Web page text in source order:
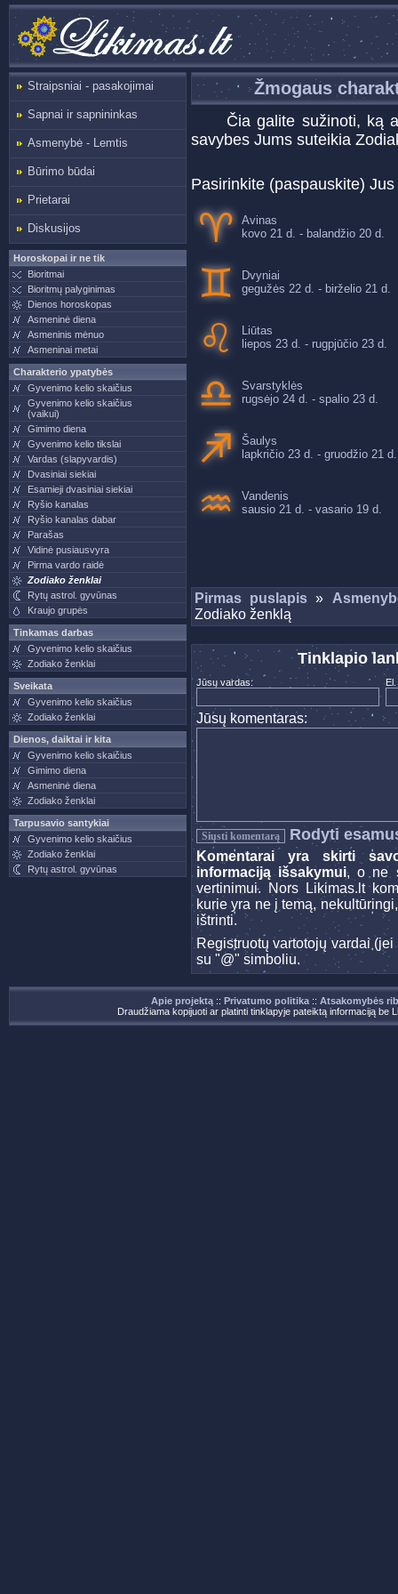
Straipsniai - pasakojimai
Sapnai ir sapnininkas
Asmenybė - Lemtis
Būrimo būdai
Prietarai
Diskusijos
Horoskopai ir ne tik
Bioritmai
Bioritmų palyginimas
Dienos horoskopas
Asmeninė diena
Asmeninis mėnuo
Asmeninai metai
Charakterio ypatybės
Gyvenimo kelio skaičius
Gyvenimo kelio skaičius
(vaikui)
Gimimo diena
Gyvenimo kelio tikslai
Vardas (slapyvardis)
Dvasiniai siekiai
Esamieji dvasiniai siekiai
Ryšio kanalas
Ryšio kanalas dabar
Parašas
Vidinė pusiausvyra
Pirma vardo raidė
Zodiako ženklai
Rytų astrol. gyvūnas
Kraujo grupės
Tinkamas darbas
Gyvenimo kelio skaičius
Zodiako ženklai
Sveikata
Gyvenimo kelio skaičius
Zodiako ženklai
Dienos, daiktai ir kita
Gyvenimo kelio skaičius
Gimimo diena
Asmeninė diena
Zodiako ženklai
Tarpusavio santykiai
Gyvenimo kelio skaičius
Zodiako ženklai
Rytų astrol. gyvūnas
Žmogaus
Čia galite sužinoti, ką
savybes Jums suteikia
Pasirinkite (paspauskite)
Avinas
kovo 21 d. - balandžio 20 d.
Dvyniai
gegužės 22 d. - birželio 21 d.
Liūtas
liepos 23 d. - rugpjūčio 23 d.
Svarstyklės
rugsėjo 24 d. - spalio 23 d.
Šaulys
lapkričio 23 d. - gruodžio 21 d.
Vandenis
sausio 21 d. - vasario 19 d.
Pirmas puslapis »
Zodiako ženklą
Tinklapio
Jūsų vardas:
Jūsų komentaras:
Rodyti
Komentarai yra skirti
informaciją išsakymui, o ne
vertinimui. Nors Likimas.lt
kurie yra ne į temą,
ištrinti.
Registruotų vartotojų vardai
su "@" simboliu.
Apie projektą :: Privatumo politika :: Atsakomybės
Draudžiama kopijuoti ar platinti tinklapyje pateiktą informaciją be